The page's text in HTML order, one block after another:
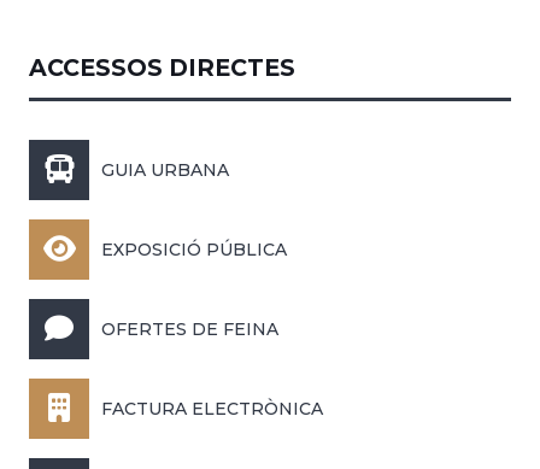
ACCESSOS DIRECTES
GUIA URBANA
EXPOSICIÓ PÚBLICA
OFERTES DE FEINA
FACTURA ELECTRÒNICA